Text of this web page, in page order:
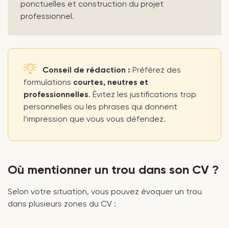
ponctuelles et construction du projet
professionnel.
Conseil de rédaction : Préférez des
formulations courtes, neutres et
professionnelles. Évitez les justifications trop
personnelles ou les phrases qui donnent
l’impression que vous vous défendez.
Où mentionner un trou dans son CV ?
Selon votre situation, vous pouvez évoquer un trou
dans plusieurs zones du CV :